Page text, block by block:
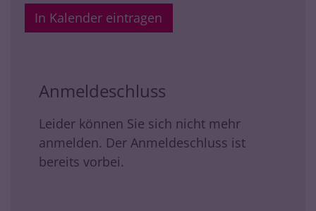
In Kalender eintragen
Anmeldeschluss
Leider können Sie sich nicht mehr
anmelden. Der Anmeldeschluss ist
bereits vorbei.